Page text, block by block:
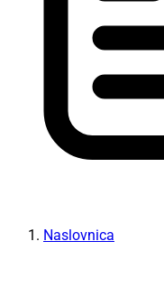
Naslovnica